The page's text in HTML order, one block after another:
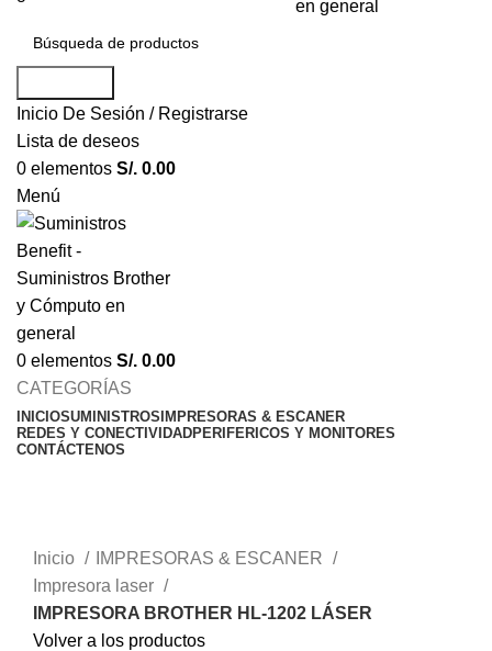
Inicio De Sesión / Registrarse
Lista de deseos
0 elementos S/. 0.00
Menú
0 elementos S/. 0.00
CATEGORÍAS
INICIOSUMINISTROS IMPRESORAS & ESCANER
REDES Y CONECTIVIDADPERIFERICOS Y MONITORES
CONTÁCTENOS
Inicio
IMPRESORAS & ESCANER
Impresora laser
IMPRESORA BROTHER HL-1202 LÁSER
Volver a los productos